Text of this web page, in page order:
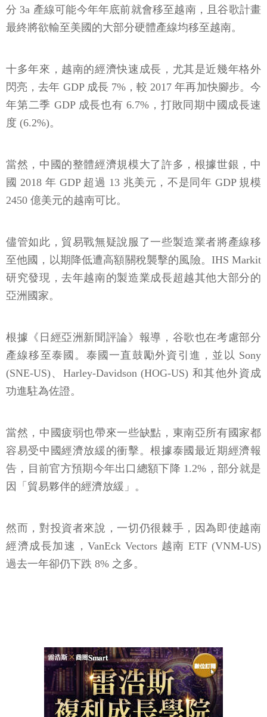
分 3a 產線可能今年年底前就會移至越南，且谷歌計畫
最終將欲輸至美國的大部分硬體產線均移至越南。
十多年來，越南的經濟快速成長，尤其是近幾年格外
閃亮，去年 GDP 成長 7%，較 2017 年再加快腳步。今
年第二季 GDP 成長也有 6.7%，打敗同期中國成長速
度 (6.2%)。
當然，中國的整體經濟規模大了許多，根據世銀，中
國 2018 年 GDP 超過 13 兆美元，不是同年 GDP 規模
2450 億美元的越南可比。
儘管如此，貿易戰無疑說服了一些製造業者將產線移
至他國，以期降低遭高額關稅襲擊的風險。IHS Markit
研究發現，去年越南的製造業成長超越其他大部分的
亞洲國家。
根據《日經亞洲新聞評論》報導，谷歌也在考慮部分
產線移至泰國。泰國一直鼓勵外資引進，並以 Sony
(SNE-US)、Harley-Davidson (HOG-US) 和其他外資成
功進駐為佐證。
當然，中國疲弱也帶來一些缺點，東南亞所有國家都
容易受中國經濟放緩的衝擊。根據泰國最近期經濟報
告，目前官方預期今年出口總額下降 1.2%，部分就是
因「貿易夥伴的經濟放緩」。
然而，對投資者來說，一切仍很棘手，因為即使越南
經濟成長加速，VanEck Vectors 越南 ETF (VNM-US)
過去一年卻仍下跌 8% 之多。